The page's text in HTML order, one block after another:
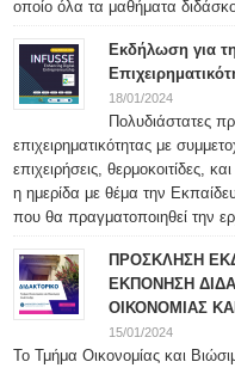
οποίο όλα τα μαθήματα
Εκδήλωση για
18/01/2024
Πολυδιάστατες
επιχειρηματικότητας με
επιχειρήσεις, θερμοκοιτίδες,
η ημερίδα με θέμα την
που θα πραγματοποιηθεί την
ΠΡΟΣΚΛΗΣΗ
ΕΚΠΟΝΗΣΗ
ΟΙΚΟΝΟΜΙΑΣ
15/01/2024
Το Τμήμα Οικονομίας και